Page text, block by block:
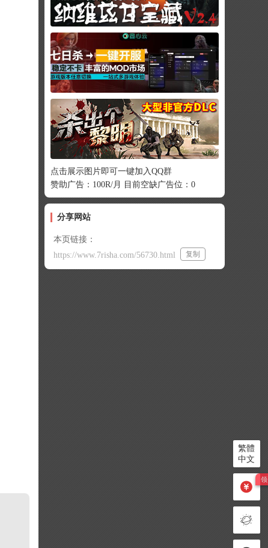
点击展示图片即可一键加入QQ群
赞助广告：100R/月 目前空缺广告位：0
分享网站
本页链接：
https://www.7risha.com/56730.html
复制
繁體
中文